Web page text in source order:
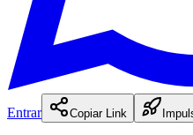
Entrar Copiar Link